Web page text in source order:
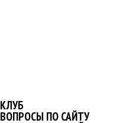
КЛУБ
ВОПРОСЫ ПО САЙТУ